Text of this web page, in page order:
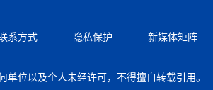
系方式 隐私保护 新媒体矩阵
位以及个人未经许可，不得擅自转载引用。